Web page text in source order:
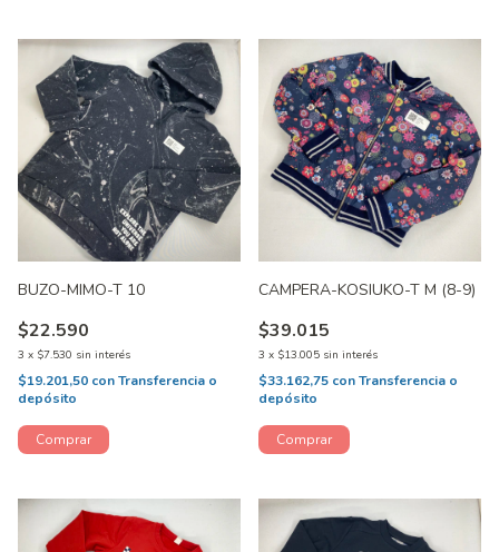
BUZO-MIMO-T 10
$22.590
3 x $7.530 sin interés
$19.201,50 conTransferencia o
depósito
CAMPERA-KOSIUKO-T M (8-9)
$39.015
3 x $13.005 sin interés
$33.162,75 conTransferencia o
depósito